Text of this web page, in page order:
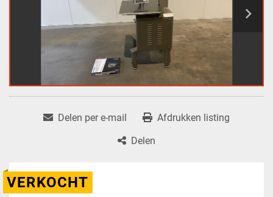
Delen per e-mail
Afdrukken listing
Delen
VERKOCHT